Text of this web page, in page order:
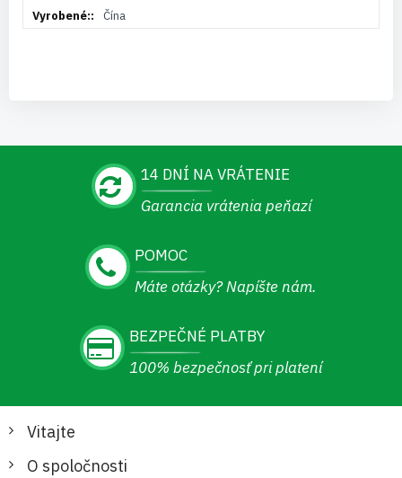
Čína
14 DNÍ NA VRÁTENIE
Garancia vrátenia peňazí
POMOC
Máte otázky? Napíšte nám.
BEZPEČNÉ PLATBY
100% bezpečnosť pri platení
Vitajte
O spoločnosti